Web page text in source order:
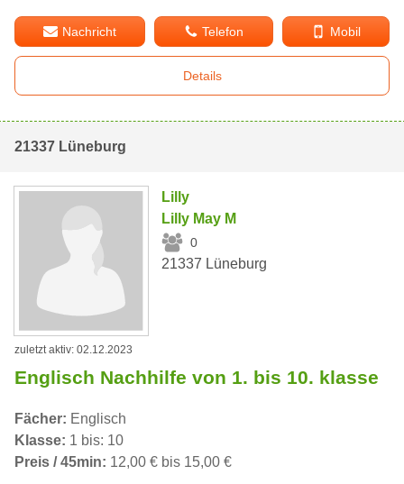
Nachricht Telefon Mobil
Details
21337 Lüneburg
Lilly
Lilly May M
0
21337 Lüneburg
zuletzt aktiv: 02.12.2023
Englisch Nachhilfe von 1. bis 10. klasse
Fächer: Englisch
Klasse: 1 bis: 10
Preis / 45min: 12,00 € bis 15,00 €